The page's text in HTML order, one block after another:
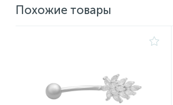
Похожие товары